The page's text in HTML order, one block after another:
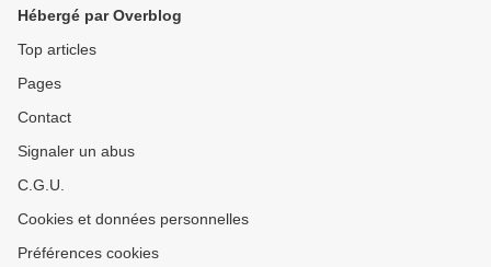
Hébergé par Overblog
Top articles
Pages
Contact
Signaler un abus
C.G.U.
Cookies et données personnelles
Préférences cookies